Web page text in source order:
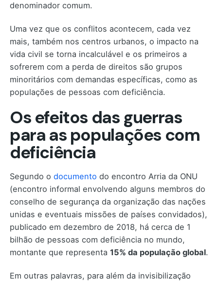
denominador comum.
Uma vez que os conflitos acontecem, cada vez
mais, também nos centros urbanos, o impacto na
vida civil se torna incalculável e os primeiros a
sofrerem com a perda de direitos são grupos
minoritários com demandas específicas, como as
populações de pessoas com deficiência.
Os efeitos das guerras
para as populações com
deficiência
Segundo o documento do encontro Arria da ONU
(encontro informal envolvendo alguns membros do
conselho de segurança da organização das nações
unidas e eventuais missões de países convidados),
publicado em dezembro de 2018, há cerca de 1
bilhão de pessoas com deficiência no mundo,
montante que representa 15% da população global.
Em outras palavras, para além da invisibilização